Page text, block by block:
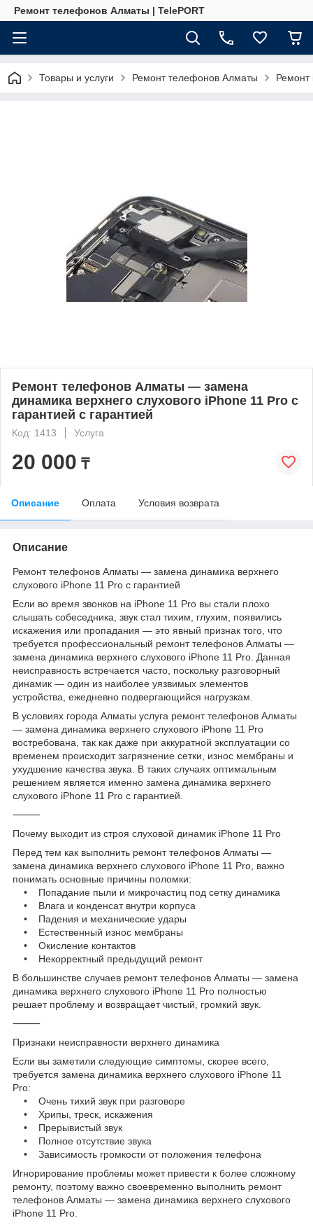
Ремонт телефонов Алматы | TelePORT
Товары и услуги Ремонт телефонов Алматы Ремонт
Ремонт телефонов Алматы — замена
динамика верхнего слухового iPhone 11 Pro с
гарантией с гарантией
Код: 1413 Услуга
20 000 ₸
Описание Оплата Условия возврата
Описание
Ремонт телефонов Алматы — замена динамика верхнего
слухового iPhone 11 Pro с гарантией
Если во время звонков на iPhone 11 Pro вы стали плохо
слышать собеседника, звук стал тихим, глухим, появились
искажения или пропадания — это явный признак того, что
требуется профессиональный ремонт телефонов Алматы —
замена динамика верхнего слухового iPhone 11 Pro. Данная
неисправность встречается часто, поскольку разговорный
динамик — один из наиболее уязвимых элементов
устройства, ежедневно подвергающийся нагрузкам.
В условиях города Алматы услуга ремонт телефонов Алматы
— замена динамика верхнего слухового iPhone 11 Pro
востребована, так как даже при аккуратной эксплуатации со
временем происходит загрязнение сетки, износ мембраны и
ухудшение качества звука. В таких случаях оптимальным
решением является именно замена динамика верхнего
слухового iPhone 11 Pro с гарантией.
⸻
Почему выходит из строя слуховой динамик iPhone 11 Pro
Перед тем как выполнить ремонт телефонов Алматы —
замена динамика верхнего слухового iPhone 11 Pro, важно
понимать основные причины поломки:
• Попадание пыли и микрочастиц под сетку динамика
• Влага и конденсат внутри корпуса
• Падения и механические удары
• Естественный износ мембраны
• Окисление контактов
• Некорректный предыдущий ремонт
В большинстве случаев ремонт телефонов Алматы — замена
динамика верхнего слухового iPhone 11 Pro полностью
решает проблему и возвращает чистый, громкий звук.
⸻
Признаки неисправности верхнего динамика
Если вы заметили следующие симптомы, скорее всего,
требуется замена динамика верхнего слухового iPhone 11
Pro:
• Очень тихий звук при разговоре
• Хрипы, треск, искажения
• Прерывистый звук
• Полное отсутствие звука
• Зависимость громкости от положения телефона
Игнорирование проблемы может привести к более сложному
ремонту, поэтому важно своевременно выполнить ремонт
телефонов Алматы — замена динамика верхнего слухового
iPhone 11 Pro.